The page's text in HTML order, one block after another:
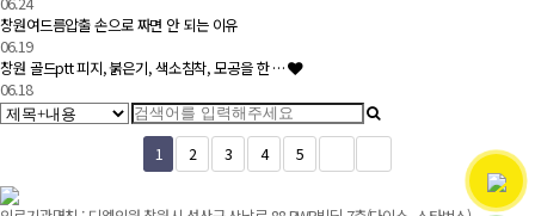
창원여드름압출 손으로 짜면 안 되는 이유
06.19
창원 골드ptt 피지, 붉은기, 색소침착, 모공을 한 …
06.18
1 2 3 4 5